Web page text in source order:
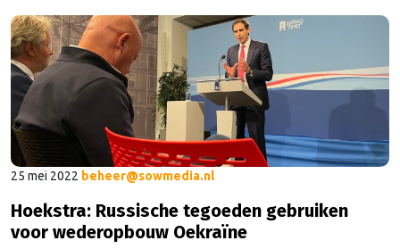
25 mei 2022 beheer@sowmedia.nl
Hoekstra: Russische tegoeden gebruiken
voor wederopbouw Oekraïne